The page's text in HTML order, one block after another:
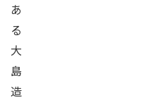
あ
る
大
島
造